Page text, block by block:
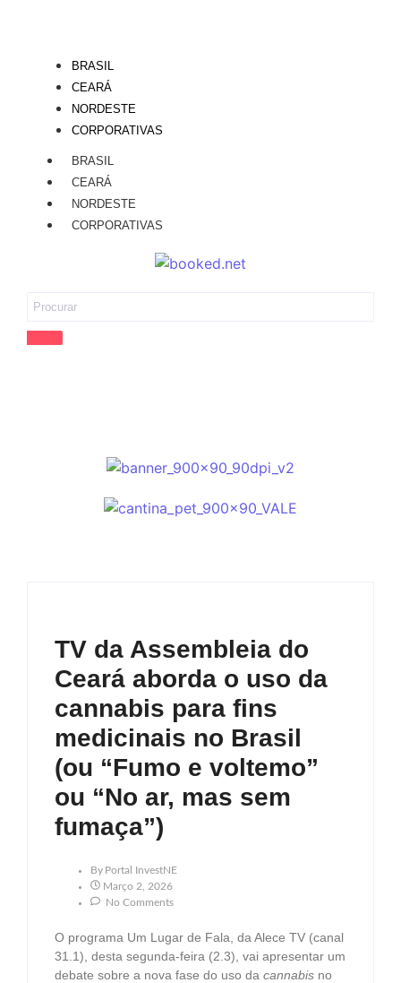
BRASIL
CEARÁ
NORDESTE
CORPORATIVAS
BRASIL
CEARÁ
NORDESTE
CORPORATIVAS
TV da Assembleia do
Ceará aborda o uso da
cannabis para fins
medicinais no Brasil
(ou “Fumo e voltemo”
ou “No ar, mas sem
fumaça”)
By Portal InvestNE
Março 2, 2026
No Comments
O programa Um Lugar de Fala, da Alece TV (canal
31.1), desta segunda-feira (2.3), vai apresentar um
debate sobre a nova fase do uso da cannabis no